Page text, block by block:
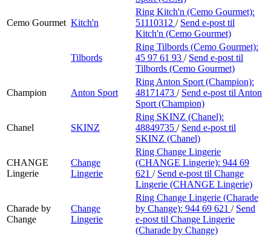
Cemo Gourmet Kitch'n
Ring Kitch'n (Cemo Gourmet):
51110312 / Send e-post til
Kitch'n (Cemo Gourmet)
Tilbords
Ring Tilbords (Cemo Gourmet):
45 97 61 93 / Send e-post til
Tilbords (Cemo Gourmet)
Champion Anton Sport
Ring Anton Sport (Champion):
48171473 / Send e-post til Anton
Sport (Champion)
Chanel SKINZ
Ring SKINZ (Chanel):
48849735 / Send e-post til
SKINZ (Chanel)
CHANGE
Lingerie
Change
Lingerie
Ring Change Lingerie
(CHANGE Lingerie): 944 69
621 / Send e-post til Change
Lingerie (CHANGE Lingerie)
Charade by
Change
Change
Lingerie
Ring Change Lingerie (Charade
by Change): 944 69 621 / Send
e-post til Change Lingerie
(Charade by Change)